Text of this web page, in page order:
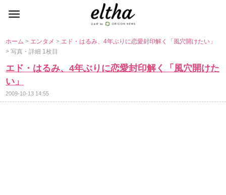
ホーム> エンタメ> エド・はるみ、4年ぶりに恋愛封印解く「風穴開けたい」
> 写真・詳細 1枚目
エド・はるみ、4年ぶりに恋愛封印解く「風穴開けた
い」
2009-10-13 14:55